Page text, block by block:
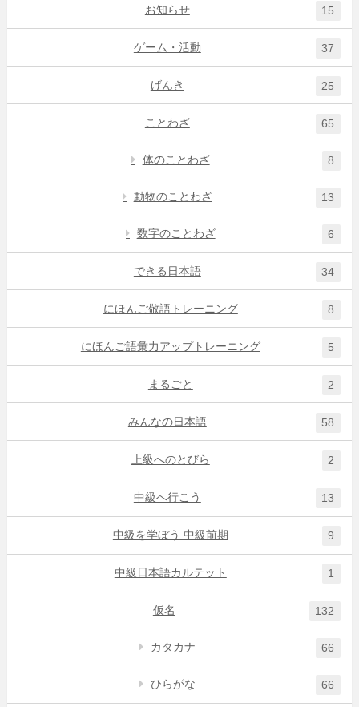
お知らせ 15
ゲーム・活動 37
げんき 25
ことわざ 65
体のことわざ 8
動物のことわざ 13
数字のことわざ 6
できる日本語 34
にほんご敬語トレーニング 8
にほんご語彙力アップトレーニング 5
まるごと 2
みんなの日本語 58
上級へのとびら 2
中級へ行こう 13
中級を学ぼう 中級前期 9
中級日本語カルテット 1
仮名 132
カタカナ 66
ひらがな 66